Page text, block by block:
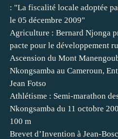
: "La fiscalité locale adoptée
le 05 décembre 2009"
Agriculture : Bernard Njonga
pacte pour le développement
Ascension du Mont
Nkongsamba au Cameroun,
Jean Fotso
Athlétisme : Semi-marathon
Nkongsamba du 11 octobre
100 m
Brevet d’Invention à Jean-